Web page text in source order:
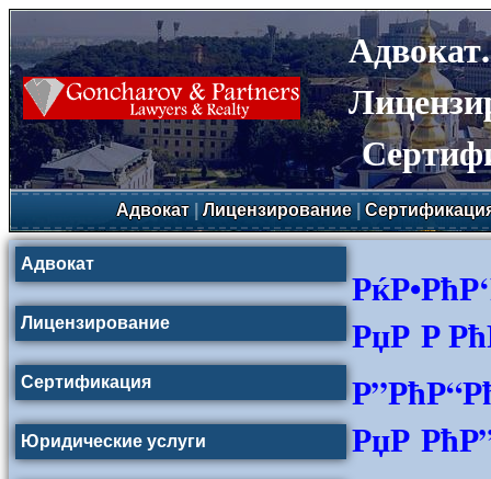
Адвокат|Лицензирование|
Адвокат
Лицензирование
Сертификация
Юридические услуги
РџР Р
РџР